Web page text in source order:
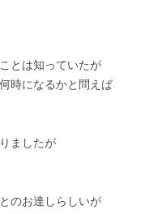
とは知っていたが
時になるかと問えば
ましたが
のお達しらしいが